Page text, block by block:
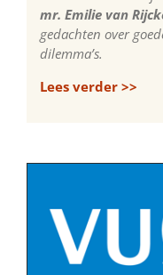
mr. Emilie van
gedachten over
dilemma’s.
Lees verder >>